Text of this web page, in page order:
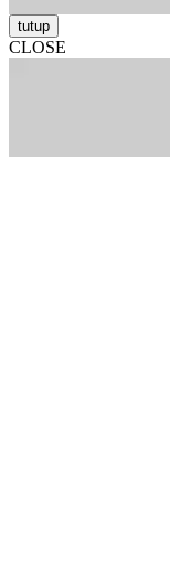
tutup
CLOSE